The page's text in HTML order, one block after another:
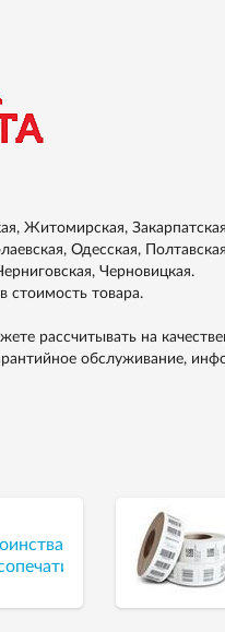
Житомирская,
Одесская,
Черновицкая.
стоимость товара.
рассчитывать на
обслуживание,